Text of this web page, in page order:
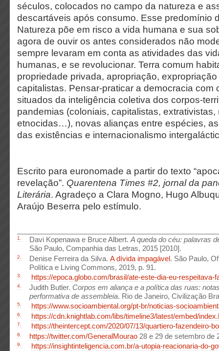
séculos, colocados no campo da natureza e
descartáveis após consumo. Esse predomínio
Natureza põe em risco a vida humana e sua
agora de ouvir os antes considerados não
sempre levaram em conta as atividades das
humanas, e se revolucionar. Terra comum
propriedade privada, apropriação,
capitalistas. Pensar-praticar a democracia com
situados da inteligência coletiva dos corpos-
pandemias (coloniais, capitalistas,
etnocidas…), novas alianças entre espécies,
das existências e internacionalismo
Escrito para euronomade a partir do texto
revelação”. Quarentena Times #2, jornal da
Literária. Agradeço a Clara Mogno, Hugo
Araújo Beserra pelo estímulo.
1. Davi Kopenawa e Bruce Albert.A queda do céu: palavras
São Paulo, Companhia das Letras, 2015 [2010].
2. Denise Ferreira da Silva. A dívida impagável . São Paulo,
Política e Living Commons, 2019, p. 91.
3. https://epoca.globo.com/brasil/ate-este-dia-eu-respeitava-
4. Judith Butler. Corpos em aliança e a política das ruas:
performativa de assembleia. Rio de Janeiro, Civilização
5. https://www.socioambiental.org/pt-br/noticias-
6. https://cdn.knightlab.com/libs/timeline3/latest/embed/
7. https://theintercept.com/2020/07/13/quartiero-fazendeiro-
8. https://twitter.com/GeneralMourao28 e 29 de setembro de
9. https://insightinteligencia.com.br/a-utopia-reacionaria-do-